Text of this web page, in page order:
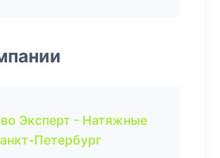
Эксперт - Натяжные
Петербург